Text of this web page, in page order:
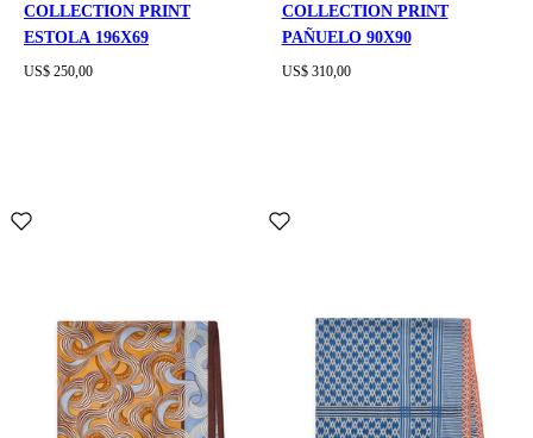
COLLECTION PRINT
ESTOLA 196X69
US$ 250,00
COLLECTION PRINT
PAÑUELO 90X90
US$ 310,00